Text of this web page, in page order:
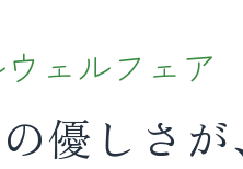
ェルフェア
優しさ